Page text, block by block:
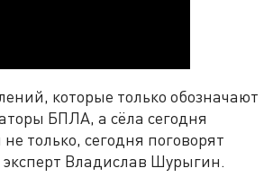
которые только обозначают
БПЛА, а сёла сегодня
только, сегодня поговорят
Владислав Шурыгин.